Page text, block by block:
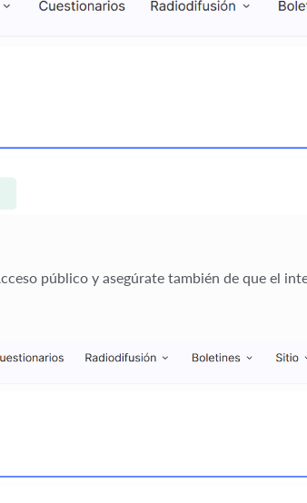
público y asegúrate también de que el